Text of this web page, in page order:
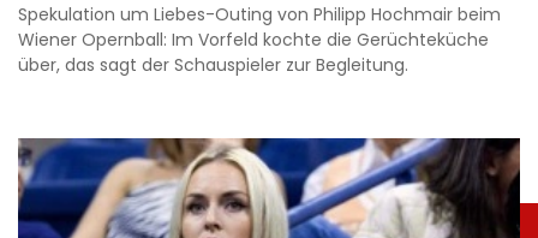
Spekulation um Liebes-Outing von Philipp Hochmair beim
Wiener Opernball: Im Vorfeld kochte die Gerüchteküche
über, das sagt der Schauspieler zur Begleitung.